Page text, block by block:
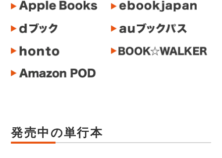
発売中の単行本